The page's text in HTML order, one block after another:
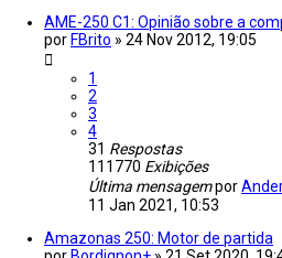
AME-250 C1: Opinião sobre a
por FBrito » 24 Nov 2012, 19:05
1
2
3
4
31 Respostas
111770 Exibições
Última mensagempor
11 Jan 2021, 10:53
Amazonas 250: Motor de partida